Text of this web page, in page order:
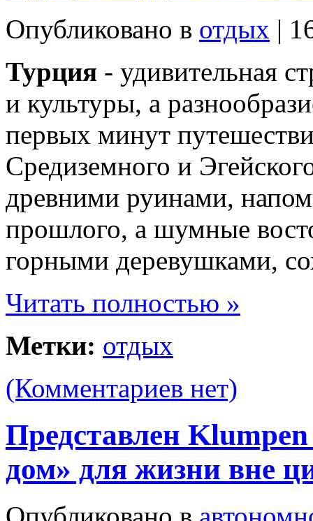
Опубликовано в отдых |
Турция - удивительная
и культуры, а
первых минут
Средиземного и
древними руинами,
прошлого, а шумные
горными деревушками,
Читать полностью »
Метки: отдых
(Комментариев нет)
Представлен
дом» для жизни вне